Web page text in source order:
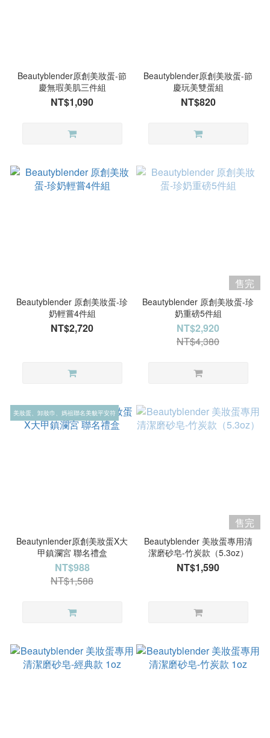
Beautyblender原創美妝蛋-節
慶無瑕美肌三件組
NT$1,090
Beautyblender原創美妝蛋-節
慶玩美雙蛋組
NT$820
Beautyblender 原創美妝蛋-珍
奶輕嘗4件組
NT$2,720
售完
Beautyblender 原創美妝蛋-珍
奶重磅5件組
NT$2,920
NT$4,380
美妝蛋、卸妝巾、媽祖聯名美貌平安符
Beautynlender原創美妝蛋X大
甲鎮瀾宮 聯名禮盒
NT$988
NT$1,588
售完
Beautyblender 美妝蛋專用清
潔磨砂皂-竹炭款（5.3oz）
NT$1,590